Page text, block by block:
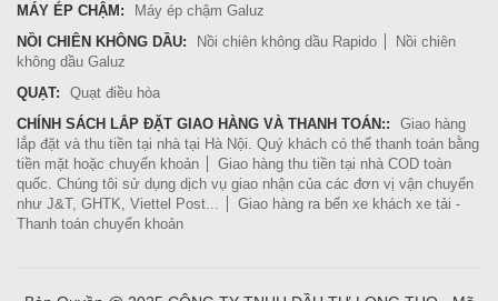
MÁY ÉP CHẬM:
Máy ép chậm Galuz
NỒI CHIÊN KHÔNG DẦU:
Nồi chiên không dầu Rapido
Nồi chiên
không dầu Galuz
QUẠT:
Quạt điều hòa
CHÍNH SÁCH LẮP ĐẶT GIAO HÀNG VÀ THANH TOÁN::
Giao hàng
lắp đặt và thu tiền tại nhà tại Hà Nội. Quý khách có thể thanh toán bằng
tiền mặt hoặc chuyển khoản
Giao hàng thu tiền tại nhà COD toàn
quốc. Chúng tôi sử dụng dịch vụ giao nhận của các đơn vị vận chuyển
như J&T, GHTK, Viettel Post...
Giao hàng ra bến xe khách xe tải -
Thanh toán chuyển khoản